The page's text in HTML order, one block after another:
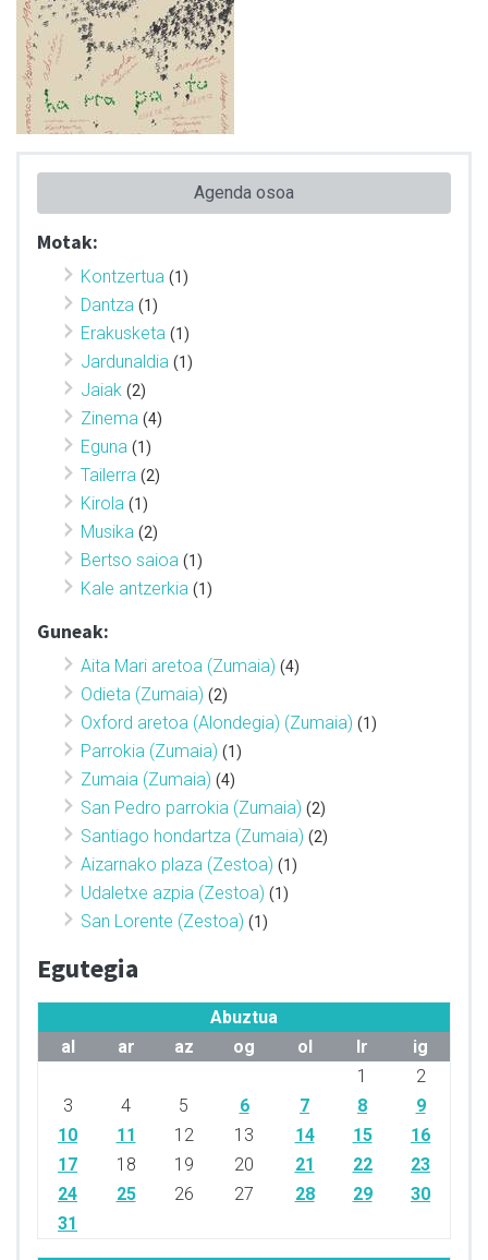
Agenda osoa
Motak:
Kontzertua (1)
Dantza (1)
Erakusketa (1)
Jardunaldia (1)
Jaiak (2)
Zinema (4)
Eguna (1)
Tailerra (2)
Kirola (1)
Musika (2)
Bertso saioa (1)
Kale antzerkia (1)
Guneak:
Aita Mari aretoa (Zumaia) (4)
Odieta (Zumaia) (2)
Oxford aretoa (Alondegia) (Zumaia) (1)
Parrokia (Zumaia) (1)
Zumaia (Zumaia) (4)
San Pedro parrokia (Zumaia) (2)
Santiago hondartza (Zumaia) (2)
Aizarnako plaza (Zestoa) (1)
Udaletxe azpia (Zestoa) (1)
San Lorente (Zestoa) (1)
Egutegia
Abuztua
al
ar az og ol lr
ig
1
2
3
4 5 6 7 8
9
10
11 12 13 14 15
16
17
18 19 20 21 22
23
24
25 26 27 28 29
30
31